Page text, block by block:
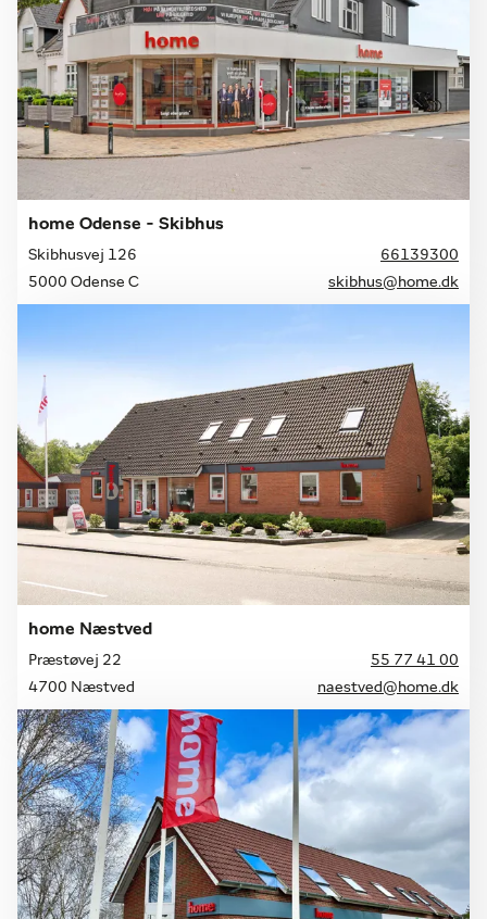
home Odense - Skibhus
Skibhusvej 126
66139300
5000 Odense C
skibhus@home.dk
home Næstved
Præstøvej 22
55 77 41 00
4700 Næstved
naestved@home.dk